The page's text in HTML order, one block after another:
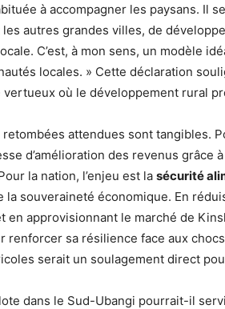
à accompagner les paysans. Il
les autres grandes villes, de
C’est, à mon sens, un modèle
locales. » Cette déclaration
où le développement rural
attendues sont tangibles.
d’amélioration des revenus
la nation, l’enjeu est la sécurité
la souveraineté économique. En
en approvisionnant le marché de
renforcer sa résilience face aux
serait un soulagement direct
dans le Sud-Ubangi pourrait-il